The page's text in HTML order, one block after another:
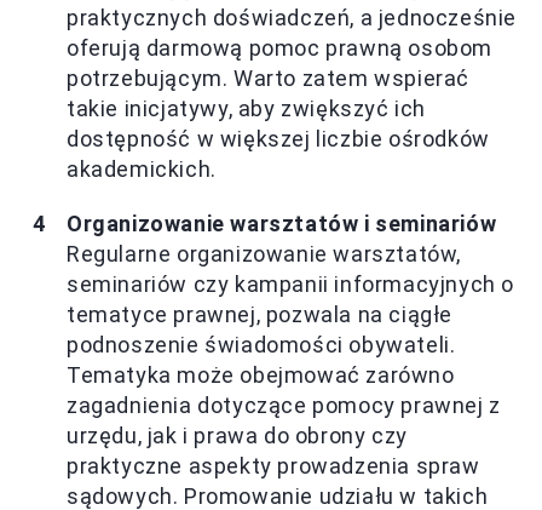
praktycznych doświadczeń, a jednocześnie
oferują darmową pomoc prawną osobom
potrzebującym. Warto zatem wspierać
takie inicjatywy, aby zwiększyć ich
dostępność w większej liczbie ośrodków
akademickich.
Organizowanie warsztatów i seminariów
Regularne organizowanie warsztatów,
seminariów czy kampanii informacyjnych o
tematyce prawnej, pozwala na ciągłe
podnoszenie świadomości obywateli.
Tematyka może obejmować zarówno
zagadnienia dotyczące pomocy prawnej z
urzędu, jak i prawa do obrony czy
praktyczne aspekty prowadzenia spraw
sądowych. Promowanie udziału w takich